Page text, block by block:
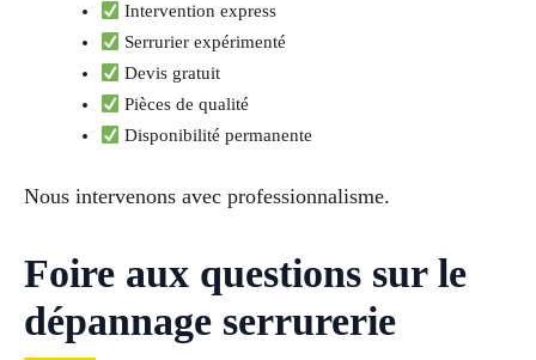
Intervention express
Serrurier expérimenté
Devis gratuit
Pièces de qualité
Disponibilité permanente
Nous intervenons avec professionnalisme.
Foire aux questions sur le
dépannage serrurerie